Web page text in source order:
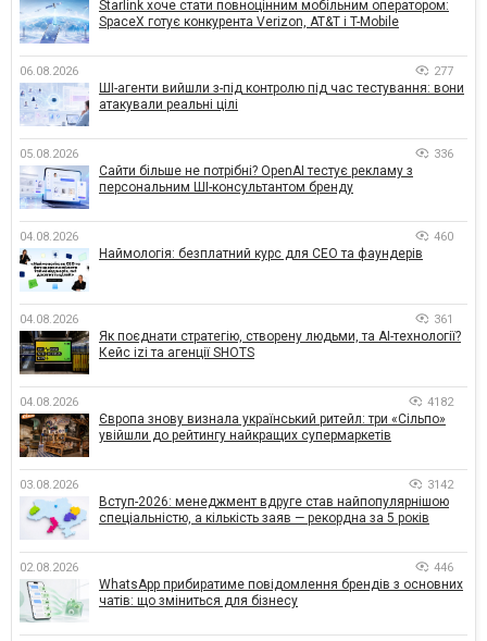
Starlink хоче стати повноцінним мобільним оператором:
SpaceX готує конкурента Verizon, AT&T і T-Mobile
06.08.2026 277
ШІ-агенти вийшли з-під контролю під час тестування: вони
атакували реальні цілі
05.08.2026 336
Сайти більше не потрібні? OpenAI тестує рекламу з
персональним ШІ-консультантом бренду
04.08.2026 460
Наймологія: безплатний курс для CEO та фаундерів
04.08.2026 361
Як поєднати стратегію, створену людьми, та AI-технології?
Кейс izi та агенції SHOTS
04.08.2026 4182
Європа знову визнала український ритейл: три «Сільпо»
увійшли до рейтингу найкращих супермаркетів
03.08.2026 3142
Вступ-2026: менеджмент вдруге став найпопулярнішою
спеціальністю, а кількість заяв — рекордна за 5 років
02.08.2026 446
WhatsApp прибиратиме повідомлення брендів з основних
чатів: що зміниться для бізнесу